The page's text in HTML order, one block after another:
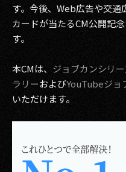
そ
PRIVACY POLICY
す。今後、Web広告や交
カードが当たるCM公開記
す。
本CMは、 ジョブカンシリ
ラリーおよびYouTubeジョ
いただけます。